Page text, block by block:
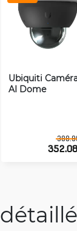
Ubiquiti
AI Dome